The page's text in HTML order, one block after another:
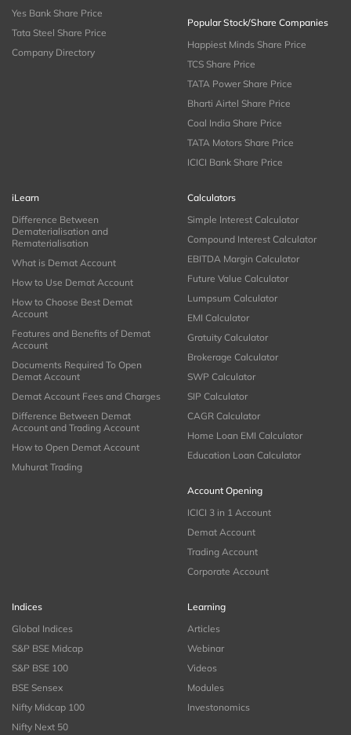
Yes Bank Share Price
Tata Steel Share Price
Company Directory
Popular Stock/Share Companies
Happiest Minds Share Price
TCS Share Price
TATA Power Share Price
Bharti Airtel Share Price
Coal India Share Price
TATA Motors Share Price
ICICI Bank Share Price
iLearn
Difference Between
Dematerialisation and
Rematerialisation
What is Demat Account
How to Use Demat Account
How to Choose Best Demat
Account
Features and Benefits of Demat
Account
Documents Required To Open
Demat Account
Demat Account Fees and Charges
Difference Between Demat
Account and Trading Account
How to Open Demat Account
Muhurat Trading
Calculators
Simple Interest Calculator
Compound Interest Calculator
EBITDA Margin Calculator
Future Value Calculator
Lumpsum Calculator
EMI Calculator
Gratuity Calculator
Brokerage Calculator
SWP Calculator
SIP Calculator
CAGR Calculator
Home Loan EMI Calculator
Education Loan Calculator
Account Opening
ICICI 3 in 1 Account
Demat Account
Trading Account
Corporate Account
Indices
Global Indices
S&P BSE Midcap
S&P BSE 100
BSE Sensex
Nifty Midcap 100
Nifty Next 50
Learning
Articles
Webinar
Videos
Modules
Investonomics